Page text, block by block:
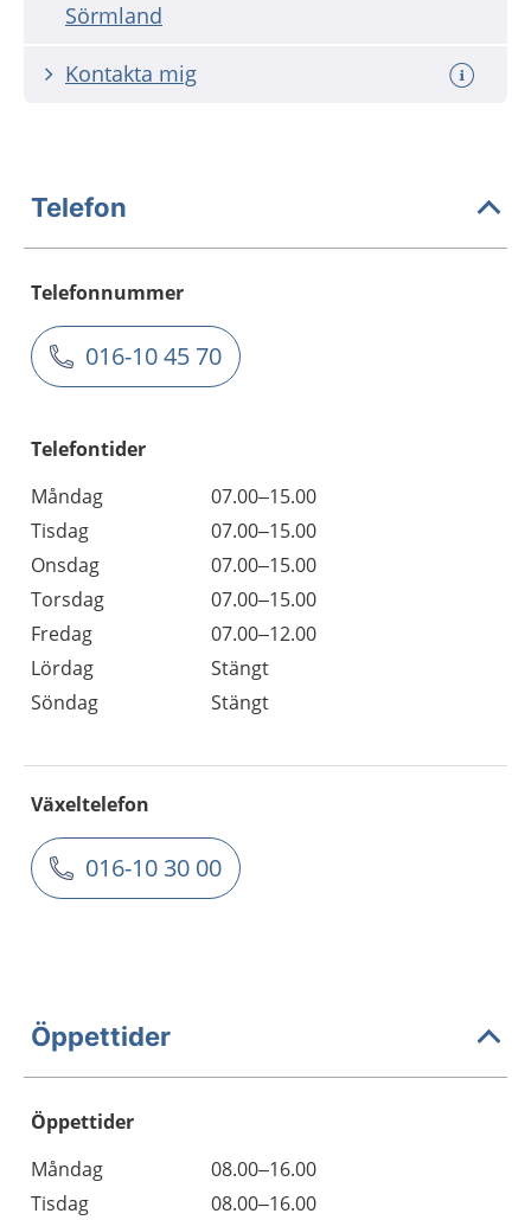
Sörmland
Kontakta mig
Telefon
Telefonnummer
016-10 45 70
Telefontider
Måndag
07.00–15.00
Tisdag
07.00–15.00
Onsdag
07.00–15.00
Torsdag
07.00–15.00
Fredag
07.00–12.00
Lördag
Stängt
Söndag
Stängt
Växeltelefon
016-10 30 00
Öppettider
Öppettider
Dag
Öppettider
Kommentarer
Måndag
08.00–16.00
Tisdag
08.00–16.00